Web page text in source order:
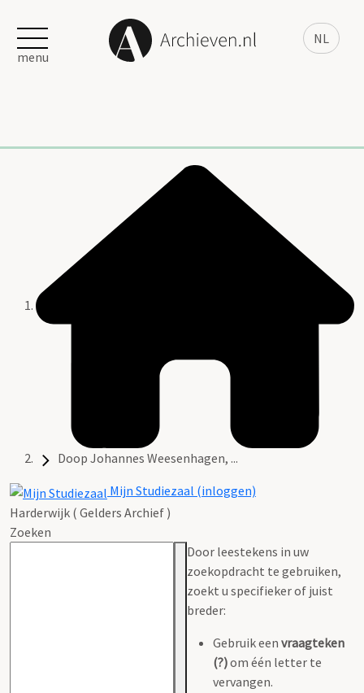
NL
menu
Doop Johannes Weesenhagen, ...
Mijn Studiezaal (inloggen)
Harderwijk ( Gelders Archief )
Zoeken
Door leestekens in uw
zoekopdracht te gebruiken,
zoekt u specifieker of juist
breder:
Gebruik een vraagteken
(?)om één letter te
vervangen.